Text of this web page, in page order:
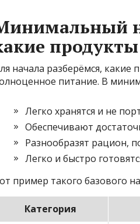
начала разберёмся, какие
питание. В
Легко хранятся и не
Обеспечивают
Разнообразят рацион,
Легко и быстро
пример такого базового
Категория